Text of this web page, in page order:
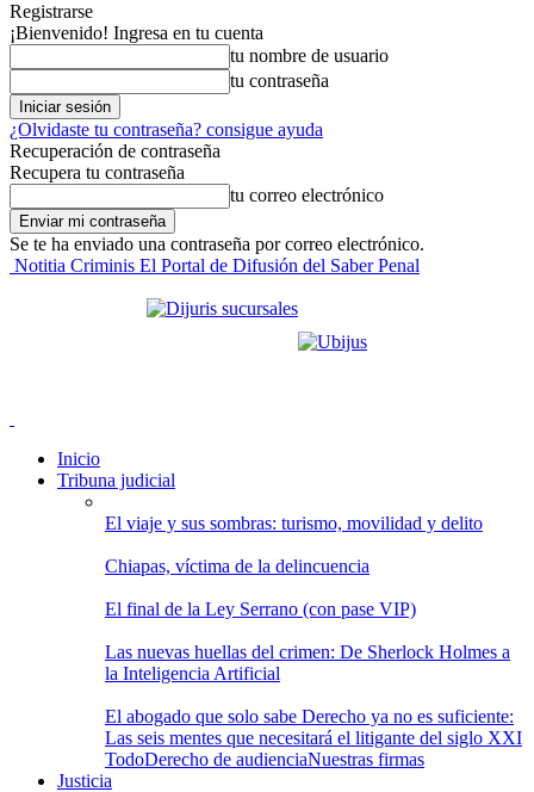
Registrarse
¡Bienvenido! Ingresa en tu cuenta
tu nombre de usuario
tu contraseña
¿Olvidaste tu contraseña? consigue ayuda
Recuperación de contraseña
Recupera tu contraseña
tu correo electrónico
Se te ha enviado una contraseña por correo electrónico.
Notitia Criminis El Portal de Difusión del Saber Penal
Inicio
Tribuna judicial
El viaje y sus sombras: turismo, movilidad y delito
Chiapas, víctima de la delincuencia
El final de la Ley Serrano (con pase VIP)
Las nuevas huellas del crimen: De Sherlock Holmes a
la Inteligencia Artificial
El abogado que solo sabe Derecho ya no es suficiente:
Las seis mentes que necesitará el litigante del siglo XXI
TodoDerecho de audienciaNuestras firmas
Justicia